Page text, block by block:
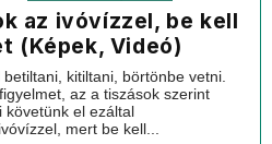
az ivóvízzel, be kell
(Képek, Videó)
kitiltani, börtönbe vetni.
az a tiszások szerint
követünk el ezáltal
mert be kell...